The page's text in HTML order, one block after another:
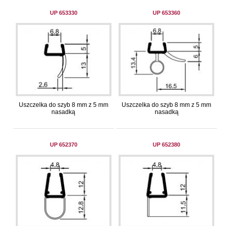
UP 653330
Uszczelka do szyb 8 mm z 5 mm
nasadką
UP 653360
Uszczelka do szyb 8 mm z 5 mm
nasadką
UP 652370 UP 652380